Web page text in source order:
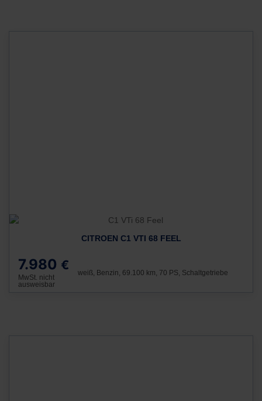
CITROEN C1 VTI 68 FEEL
7.980 €
MwSt. nicht
ausweisbar
weiß, Benzin, 69.100 km, 70 PS, Schaltgetriebe